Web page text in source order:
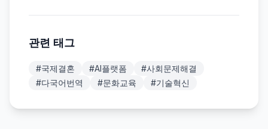
관련 태그
#국제결혼 #AI플랫폼 #사회문제해결
#다국어번역 #문화교육 #기술혁신